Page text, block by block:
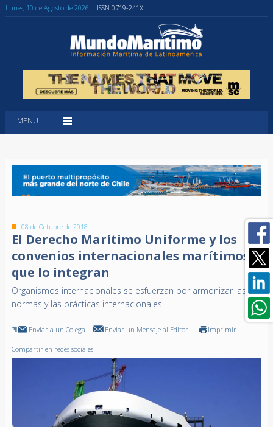
Lunes, 10 de Agosto de 2026 | ISSN 0719-241X
MENU
08 de Octubre de 2018
El Derecho Marítimo Uniforme y los
convenios internacionales marítimos
que lo integran
Organismos internacionales se esfuerzan por armonizar las
normas y las prácticas internacionales
Enviar a un Colega Enviar un Mensaje al Editor Imprimir
Compartir en redes sociales